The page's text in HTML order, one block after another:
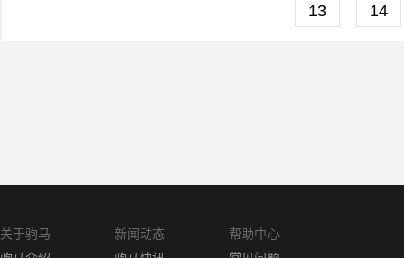
13 14
关于驹马
新闻动态
帮助中心